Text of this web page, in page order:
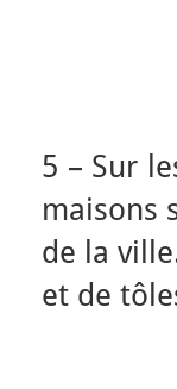
5 – Sur
maisons
de la
et de